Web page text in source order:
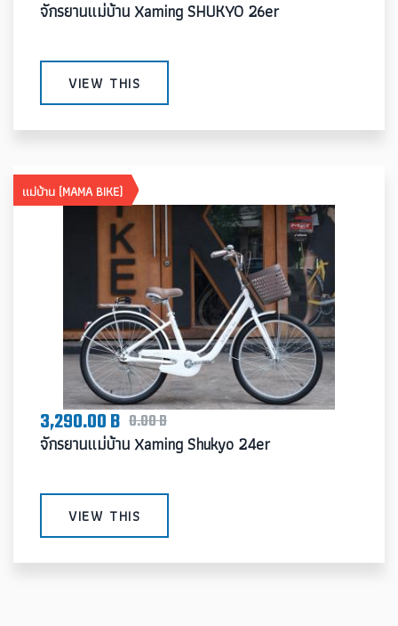
จักรยานแม่บ้าน Xaming SHUKYO 26er
VIEW THIS
แม่บ้าน (MAMA BIKE)
3,290.00 B 0.00 B
จักรยานแม่บ้าน Xaming Shukyo 24er
VIEW THIS